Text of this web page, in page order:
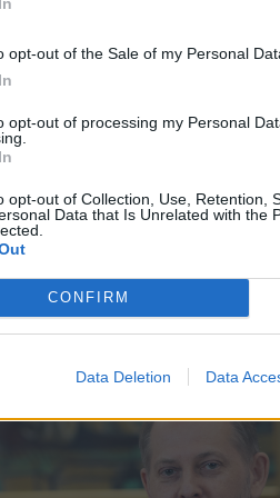
opt-out of the Sale of my Personal
opt-out of processing my Personal
opt-out of Collection, Use, Retention,
Data that Is Unrelated with the
CONFIRM
Data Deletion Data
Komendy Stołecznej
w ostatnich latach
ubiegłego roku jest o
i ponad 10 450 mniej kolizji
jest nadmierna prędkość i